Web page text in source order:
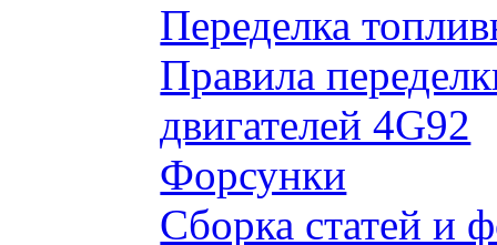
Переделка
Правила
двигателей 4G92
Форсунки
Сборка статей и